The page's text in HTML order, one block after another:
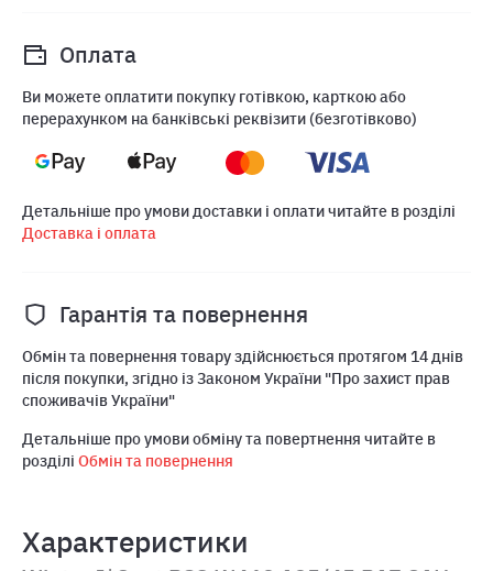
Оплата
Ви можете оплатити покупку готівкою, карткою або
перерахунком на банківські реквізити (безготівково)
Детальніше про умови доставки і оплати читайте в розділі
Доставка і оплата
Гарантія та повернення
Обмін та повернення товару здійснюється протягом 14 днів
після покупки, згідно із Законом України "Про захист прав
споживачів України"
Детальніше про умови обміну та повертнення читайте в
розділі Обмін та повернення
Характеристики